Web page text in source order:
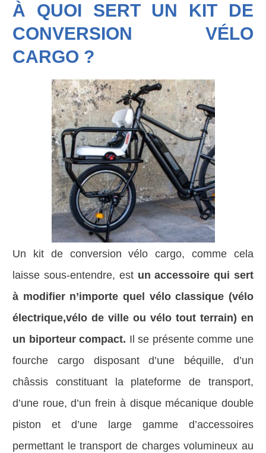
À QUOI SERT UN KIT DE
CONVERSION VÉLO
CARGO ?
Un kit de conversion vélo cargo, comme cela
laisse sous-entendre, estun accessoire qui sert
à modifier n’importe quel vélo classique (vélo
électrique,vélo de ville ou vélo tout terrain) en
un biporteur compact. Il se présente comme une
fourche cargo disposant d’une béquille, d’un
châssis constituant la plateforme de transport,
d’une roue, d’un frein à disque mécanique double
piston et d’une large gamme d’accessoires
permettant le transport de charges volumineux au